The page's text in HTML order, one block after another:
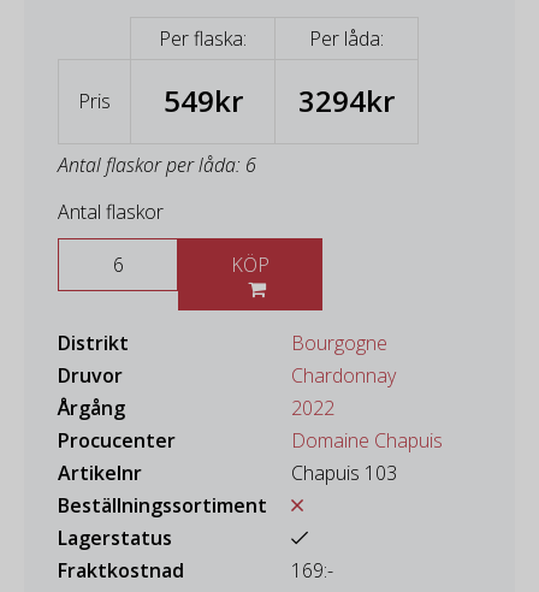
Per flaska: Per låda:
Pris 549kr 3294kr
Antal flaskor per låda: 6
Antal flaskor
Distrikt
Bourgogne
Druvor
Chardonnay
Årgång
2022
Procucenter
Domaine Chapuis
Artikelnr
Chapuis 103
Beställningssortiment
Lagerstatus
Fraktkostnad
169:-